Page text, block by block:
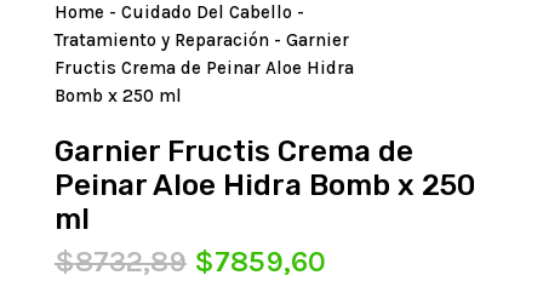
Home - Cuidado Del Cabello -
Tratamiento y Reparación- Garnier
Fructis Crema de Peinar Aloe Hidra
Bomb x 250 ml
Garnier Fructis Crema de
Peinar Aloe Hidra Bomb x 250
ml
$8732,89 El
$7859,60El